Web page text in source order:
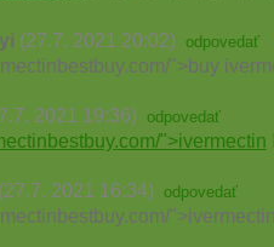
(27.7. 2021 20:02) odpovedať
">buy
2021 19:36) odpovedať
">ivermectin
(27.7. 2021 16:34) odpovedať